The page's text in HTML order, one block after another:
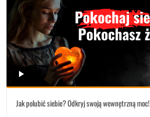
Jak polubić siebie? Odkryj swoją wewnętrzną moc!